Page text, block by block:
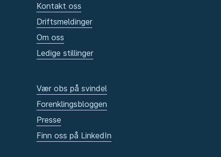
Kontakt oss
Driftsmeldinger
Om oss
Ledige stillinger
Vær obs på svindel
Forenklingsbloggen
Presse
Finn oss på LinkedIn